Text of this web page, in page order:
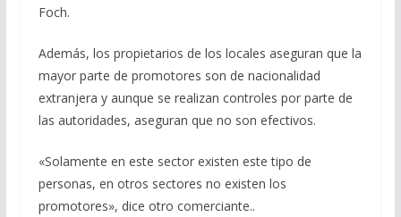
Foch.
Además, los propietarios de los locales aseguran que la
mayor parte de promotores son de nacionalidad
extranjera y aunque se realizan controles por parte de
las autoridades, aseguran que no son efectivos.
«Solamente en este sector existen este tipo de
personas, en otros sectores no existen los
promotores», dice otro comerciante..